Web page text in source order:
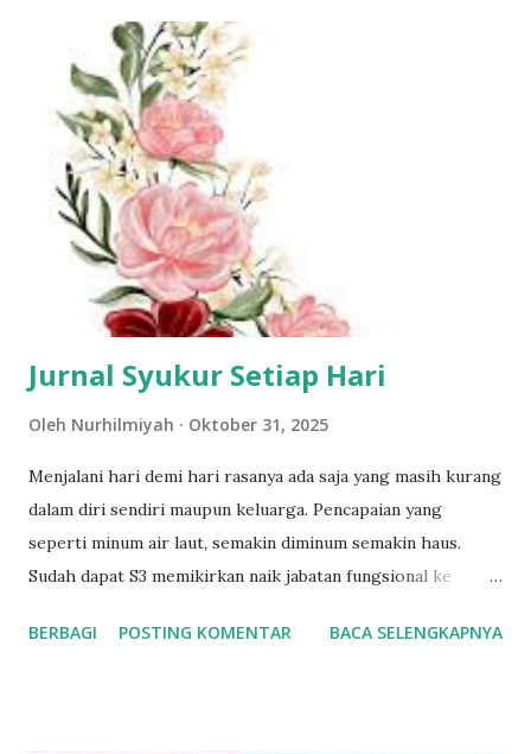
dapat kita kendalikan (opini, penilaian, keinginan, tindakan
internal kita) dan hal-hal yang tidak dapat kita kendalikan
(tubuh, reputasi, properti, dan terutama tindakan serta
opini orang lain). Apa yang bisa Anda kendalikan: Reaksi
Anda terhadap penolakan maaf, keputusan Anda untuk
memaafkan secara internal, dan cara Anda melanjutkan
hidup. Ilustrasi salah tetapi tidak mau minta maaf / IDN
Times Apa yang tidak bisa Anda kendalikan: Kenyataan
bahwa orang tersebut tidak mau meminta maaf...
Jurnal Syukur Setiap Hari
Oleh Nurhilmiyah Oktober 31, 2025
Menjalani hari demi hari rasanya ada saja yang masih kurang
dalam diri sendiri maupun keluarga. Pencapaian yang
seperti minum air laut, semakin diminum semakin haus.
Sudah dapat S3 memikirkan naik jabatan fungsional ke
ingin pula umrah lalu haji ke baitullah. Padahal mengerjakan
BERBAGI POSTING KOMENTAR BACA SELENGKAPNYA